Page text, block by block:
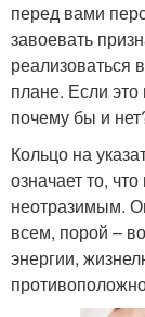
перед вами
завоевать
реализоваться
плане. Если
почему бы и
Кольцо на
означает то,
неотразимым.
всем, порой –
энергии,